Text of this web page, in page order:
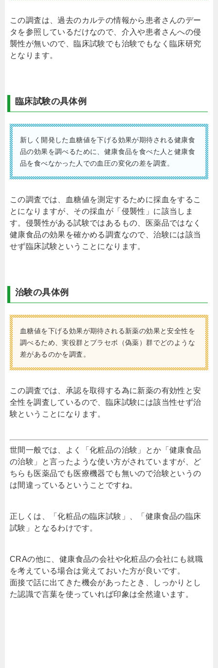
この調査は、過去のカルテの情報から患者さんのデー
タを参照しているだけなので、介入や患者さんへの侵
襲性が無いので、臨床試験でも治験でもなく臨床研究
となります。
臨床試験の具体例
新しく開発した血糖値を下げる効果が期待される健康食
品の効果を調べるために、健康食品を食べた人と健康食
品を食べなかった人での血圧の変化の差を調査。
この調査では、血糖値を測定するために採血をするこ
とになりますが、その採血が「侵襲性」に該当しま
す。侵襲性がある試験ではあるもの、医薬品ではなく
健康食品の効果を確かめる調査なので、治験には該当
せず臨床試験ということになります。
治験の具体例
血糖値を下げる効果が期待される新薬の効果と安全性を
調べるため、実役群とプラセボ（偽薬）群でどのような
差があるのかを調査。
この調査では、承認を取得する為に新薬の有効性と安
全性を調査しているので、臨床試験には該当性せず治
験ということになります。
世間一般では、よく「化粧品の治験」とか「健康食品
の治験」と言ったような使い方がされていますが、ど
ちらも医薬品でも医療機器でも無いので治験というの
は間違っているということですね。
正しくは、「化粧品の臨床試験」、「健康食品の臨床
試験」となるわけです。
CRAの他に、健康食品の会社や化粧品の会社にも就職
を考えている場合は覚えておいた方が良いです。
面接で話に出てきた機会があったとき、しっかりとし
た認識で言葉を使っていれば印象は全然違います。